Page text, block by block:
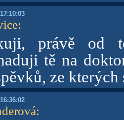
:
právě od
tě na
ze
: